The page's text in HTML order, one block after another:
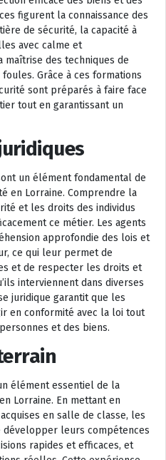
figurent la connaissance des
de sécurité, la capacité à
avec calme et
maîtrise des techniques de
Grâce à ces formations
sont préparés à faire face
tout en garantissant un
un élément fondamental de
en Lorraine. Comprendre la
et les droits des individus
ce métier. Les agents
approfondie des lois et
ce qui leur permet de
et de respecter les droits et
interviennent dans diverses
juridique garantit que les
en conformité avec la loi tout
et des biens.
élément essentiel de la
Lorraine. En mettant en
en salle de classe, les
développer leurs compétences
rapides et efficaces, et